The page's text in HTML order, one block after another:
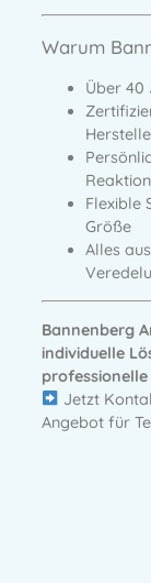
Warum
Über 40
Flexible
Größe
Alles
Bannenberg
individuelle
Jetzt
Angebot für